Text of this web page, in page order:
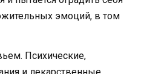
эмоций, в том
Психические,
и лекарственные